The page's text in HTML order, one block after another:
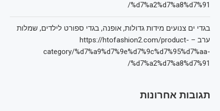
%d7%a2%d7%a8%d7%91/
בגדי ים צנועים מידות גדולות, אופנה, בגדי ספורט לילדים, שמלות
ערב – https://htofashion2.com/product-
category/%d7%a9%d7%9e%d7%9c%d7%95%d7%aa-
%d7%a2%d7%a8%d7%91/
תגובות אחרונות